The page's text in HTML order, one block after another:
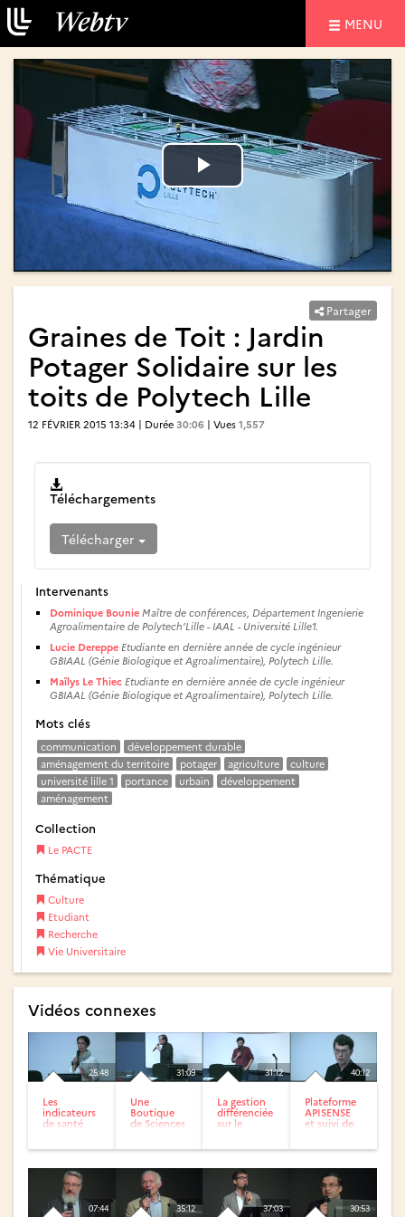
MENU
Lire
la
vidéo
Lire
la
vidéo
Partager
Graines de Toit : Jardin
Potager Solidaire sur les
toits de Polytech Lille
12 FÉVRIER 2015 13:34 | Durée 30:06 | Vues 1,557
Téléchargements
Télécharger
Intervenants
Dominique Bounie Maître de conférences, Département Ingenierie
Agroalimentaire de Polytech’Lille - IAAL - Université Lille1.
Lucie Dereppe Etudiante en dernière année de cycle ingénieur
GBIAAL (Génie Biologique et Agroalimentaire), Polytech Lille.
Maîlys Le Thiec Etudiante en dernière année de cycle ingénieur
GBIAAL (Génie Biologique et Agroalimentaire), Polytech Lille.
Mots clés
communication
développement durable
aménagement du territoire
potager agriculture
culture
université lille 1
portance urbain
développement
aménagement
Collection
Le PACTE
Thématique
Culture
Etudiant
Recherche
Vie Universitaire
Vidéos connexes
25:48
Les
indicateurs
de santé
31:09
Une
Boutique
de Sciences
concept
et...
31:12
La gestion
différenciée
sur le
40:12
Plateforme
APISENSE
et suivi de
07:44 35:12 37:03 30:53